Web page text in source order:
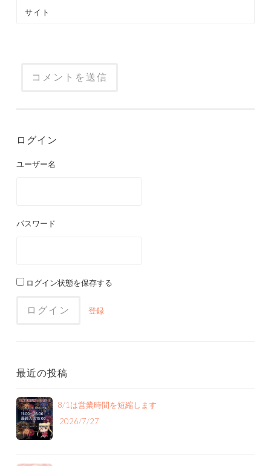
サイト
ログイン
ユーザー名
パスワード
ログイン状態を保存する
登録
最近の投稿
8/1は営業時間を短縮します
2026/7/27